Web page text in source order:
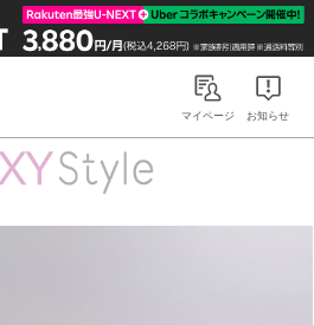
Rakuten RAXYマイページ お知らせ